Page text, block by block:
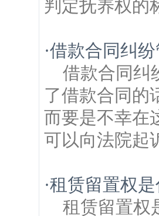
判定抚养权的
·借款合同纠
借款合同纠
了借款合同的
而要是不幸在
可以向法院起
·租赁留置权
租赁留置权